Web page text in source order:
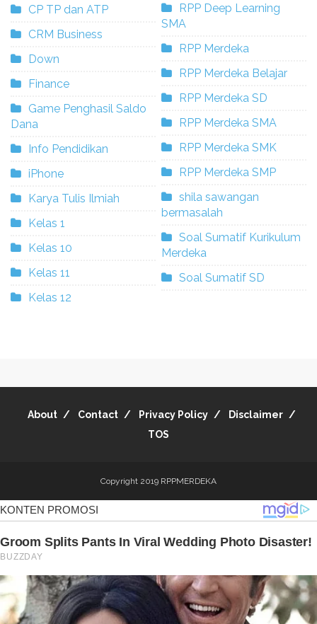
CP TP dan ATP
CRM Business
Down
Finance
Game Penghasil Saldo
Dana
Info Pendidikan
iPhone
Karya Tulis Ilmiah
Kelas 1
Kelas 10
Kelas 11
Kelas 12
RPP Deep Learning
SMA
RPP Merdeka
RPP Merdeka Belajar
RPP Merdeka SD
RPP Merdeka SMA
RPP Merdeka SMK
RPP Merdeka SMP
shila sawangan
bermasalah
Soal Sumatif Kurikulum
Merdeka
Soal Sumatif SD
About Contact Privacy Policy
Disclaimer
TOS
Copyright 2019 RPPMERDEKA